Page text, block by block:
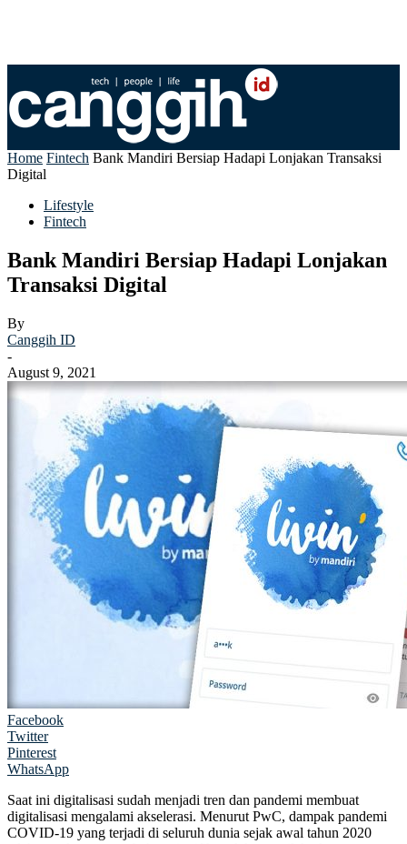
Home Fintech Bank Mandiri Bersiap Hadapi Lonjakan Transaksi
Digital
Lifestyle
Fintech
Bank Mandiri Bersiap Hadapi Lonjakan
Transaksi Digital
By
Canggih ID
-
August 9, 2021
Facebook
Twitter
Pinterest
WhatsApp
Saat ini digitalisasi sudah menjadi tren dan pandemi membuat
digitalisasi mengalami akselerasi. Menurut PwC, dampak pandemi
COVID-19 yang terjadi di seluruh dunia sejak awal tahun 2020